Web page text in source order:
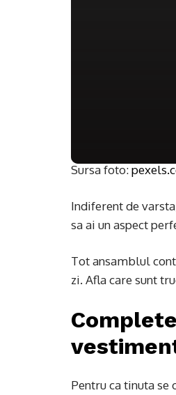
Sursa foto:
Indiferent de
sa ai un aspect
Tot ansamblul
zi. Afla care sunt
Pentru ca tinuta